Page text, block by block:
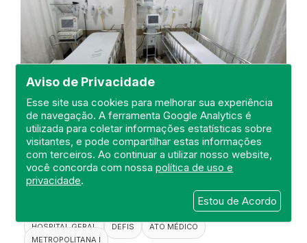
Aviso de Privacidade
Esse site usa cookies para melhorar sua experiência
de navegação. A ferramenta Google Analytics é
utilizada para coletar informações estatísticas sobre
visitantes, e pode compartilhar estas informações
com terceiros. Ao continuar a utilizar nosso website,
você concorda com nossapolítica de uso e
privacidade.
Estou de Acordo
Visita a Santa Casa de
Misericórdia de Barra Mansa
DEFIS
22 de October de 2024
HOSPITAL GERAL
DEFIS
ATO MÉDICO
METROPOLITANA I